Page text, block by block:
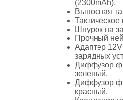
(2300mAh).
Выносная
Шнурок на
Прочный
Адаптер
зарядных
Диффузор
зеленый.
Диффузор
красный.